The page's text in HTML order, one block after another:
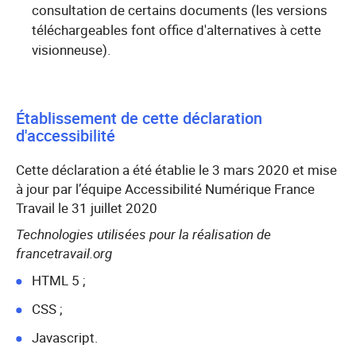
consultation de certains documents (les versions
téléchargeables font office d'alternatives à cette
visionneuse).
Établissement de cette déclaration
d'accessibilité
Cette déclaration a été établie le 3 mars 2020 et mise
à jour par l’équipe Accessibilité Numérique France
Travail le 31 juillet 2020
Technologies utilisées pour la réalisation de
francetravail.org
HTML 5 ;
CSS ;
Javascript.